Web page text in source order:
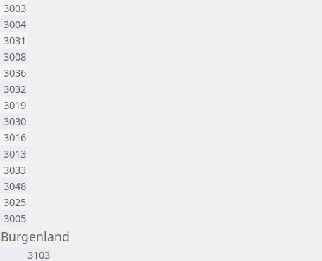
3003
3004
3031
3008
3036
3032
3019
3030
3016
3013
3033
3048
3025
3005
3103